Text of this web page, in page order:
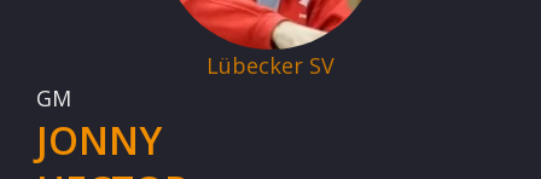
Lübecker SV
GM
JONNY